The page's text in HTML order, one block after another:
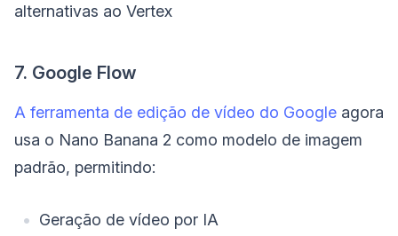
alternativas ao Vertex
7. Google Flow
A ferramenta de edição de vídeo do Google agora
usa o Nano Banana 2 como modelo de imagem
padrão, permitindo:
Geração de vídeo por IA